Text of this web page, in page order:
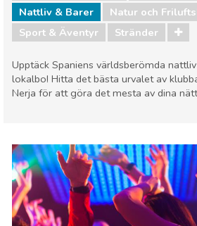
Nattliv & Barer
Natur och
Sport & Äventyr
Stränder
Upptäck Spaniens världsberömda
lokalbo! Hitta det bästa urvalet av
Nerja för att göra det mesta av dina
Mat & Restauranger
Museum &
Nattliv & Barer
Natur och
Sport & Äventyr
Stränder